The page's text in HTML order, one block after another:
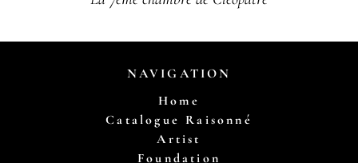
NAVIGATION
Home
Catalogue Raisonné
Artist
Foundation